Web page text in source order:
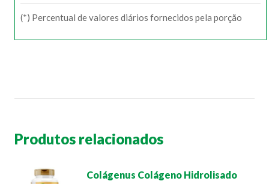
(*) Percentual de valores diários fornecidos pela porção
Produtos relacionados
Colágenus Colágeno Hidrolisado